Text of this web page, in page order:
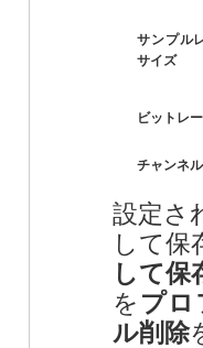
サンプル
サイズ
ビットレ
チャンネル
設定さ
して保
して保
を プロ
ル削除